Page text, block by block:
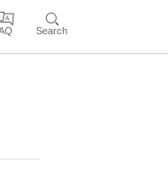
Search